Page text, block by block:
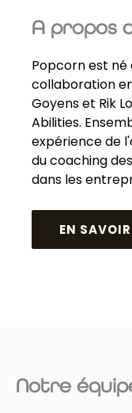
A propos
Popcorn est né
collaboration
Goyens et Rik
Abilities.
expérience de
du coaching
dans les
EN
Notre